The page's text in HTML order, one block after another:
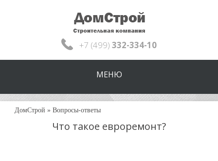
+7 (499) 332-334-10
МЕНЮ
ДомСтрой » Вопросы-ответы
Что такое евроремонт?